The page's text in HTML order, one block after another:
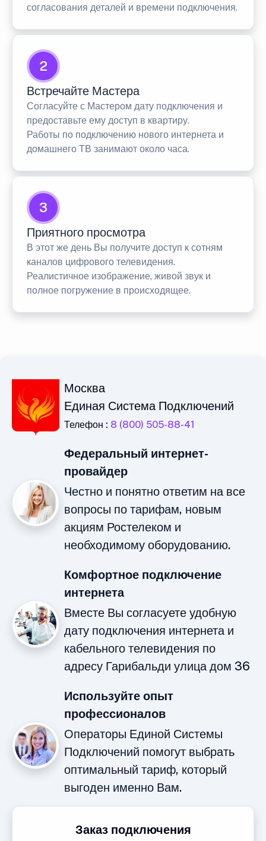
согласования деталей и времени подключения.
2
Встречайте Мастера
Согласуйте с Мастером дату подключения и
предоставьте ему доступ в квартиру.
Работы по подключению нового интернета и
домашнего ТВ занимают около часа.
3
Приятного просмотра
В этот же день Вы получите доступ к сотням
каналов цифрового телевидения.
Реалистичное изображение, живой звук и
полное погружение в происходящее.
Москва
Единая Система Подключений
Телефон : 8 (800) 505-88-41
Федеральный интернет-
провайдер
Честно и понятно ответим на все
вопросы по тарифам, новым
акциям Ростелеком и
необходимому оборудованию.
Комфортное подключение
интернета
Вместе Вы согласуете удобную
дату подключения интернета и
кабельного телевидения по
адресу Гарибальди улица дом 36
Используйте опыт
профессионалов
Операторы Единой Системы
Подключений помогут выбрать
оптимальный тариф, который
выгоден именно Вам.
Заказ подключения